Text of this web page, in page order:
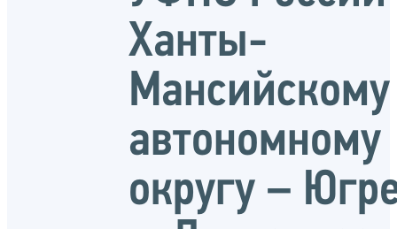
Ханты-
Мансийскому
автономному
округу –